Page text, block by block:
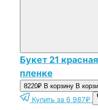
Букет 21
пленке
8220₽ В корзину В
Купить за 6 987₽